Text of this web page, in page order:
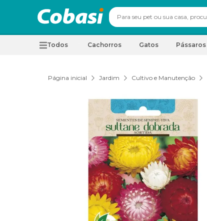
Todos Cachorros Gatos Pássaros
Página inicial Jardim Cultivo e Manutenção